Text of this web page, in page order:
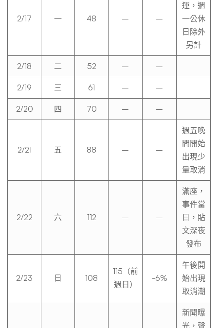
2/17 一 48 – –
運，週
一公休
日除外
另計
2/18 二 52 – –
2/19 三 61 – –
2/20 四 70 – –
2/21 五 88 – –
週五晚
間開始
出現少
量取消
2/22 六 112 – –
滿座，
事件當
日，貼
文深夜
發布
2/23 日 108
115（前
週日）
-6%
午後開
始出現
取消潮
新聞曝
光，聲